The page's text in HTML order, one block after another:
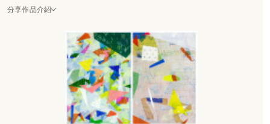
分享作品介紹